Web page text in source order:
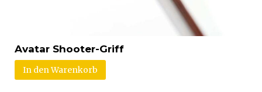
Avatar Shooter-Griff
In den Warenkorb